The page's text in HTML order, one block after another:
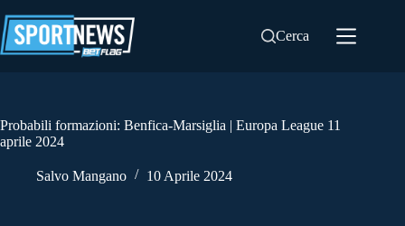
al
contenuto
Cerca
Probabili formazioni: Benfica-Marsiglia | Europa League 11
aprile 2024
Salvo Mangano 10 Aprile 2024